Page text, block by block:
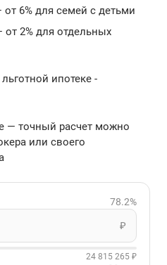
от 6% для семей с детьми
от 2% для отдельных
ипотеке -
— точный расчет можно
или своего
78.2%
₽
24 815 265 ₽